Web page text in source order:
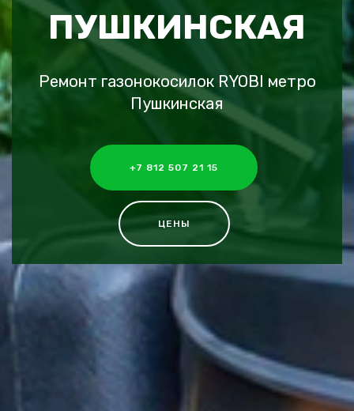
ПУШКИНСКАЯ
Ремонт газонокосилок RYOBI метро
Пушкинская
+7 812 507 21 15
ЦЕНЫ